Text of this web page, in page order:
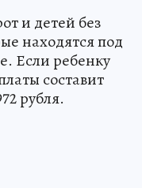
и детей без
находятся под
Если ребенку
составит
рубля.